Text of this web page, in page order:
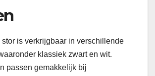
stor is verkrijgbaar in verschillende
klassiek zwart en wit.
passen gemakkelijk bij